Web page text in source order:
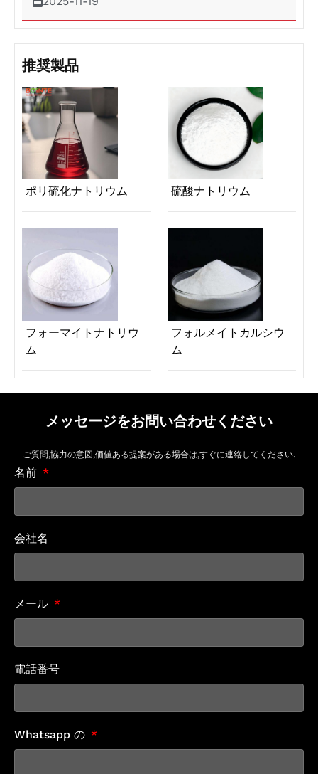
推奨製品
ポリ硫化ナトリウム 硫酸ナトリウム
フォーマイトナトリウ
ム
フォルメイトカルシウ
ム
メッセージをお問い合わせください
ご質問,協力の意図,価値ある提案がある場合は,すぐに連絡してください.
名前
会社名
メール
電話番号
Whatsapp の